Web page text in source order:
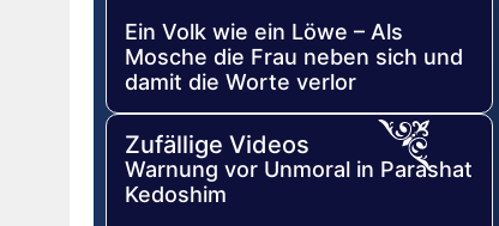
Ein Volk wie ein Löwe – Als
Mosche die Frau neben sich und
damit die Worte verlor
Zufällige Videos
Warnung vor Unmoral in Parashat
Kedoshim